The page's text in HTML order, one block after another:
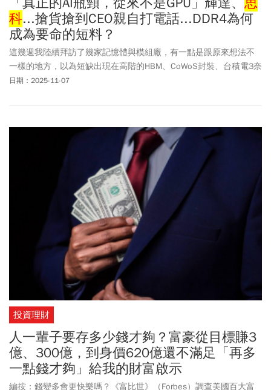
科...搶貨搶到CEO親自打電話...DDR4為何
成為要命的短料？
這幾週我陸續拜訪了幾家記憶體與模組廠，有一點是跟原來想法不
一樣的地方，以為短缺出現在高階的HBM、CoWoS封裝、台積電3奈
米這些地方，但目前真正要命的不只是頂端，還有底層，那些你以
日期：2025-11-07
投資理財
人一輩子要存多少錢才夠？富豪從目標賺3
億、300億，到身價620億還不滿足「再多
一點錢才夠」給我的財富啟示
編按：錢變多會更快樂嗎？《富比世》（Forbes）調查美國百大富